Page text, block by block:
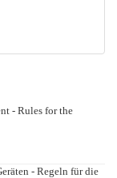
- Rules for the
- Regeln für die